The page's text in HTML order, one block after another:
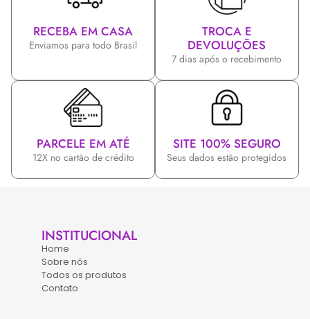
RECEBA EM CASA
Enviamos para todo Brasil
TROCA E
DEVOLUÇÕES
7 dias após o recebimento
PARCELE EM ATÉ
12X no cartão de crédito
SITE 100% SEGURO
Seus dados estão protegidos
INSTITUCIONAL
Home
Sobre nós
Todos os produtos
Contato